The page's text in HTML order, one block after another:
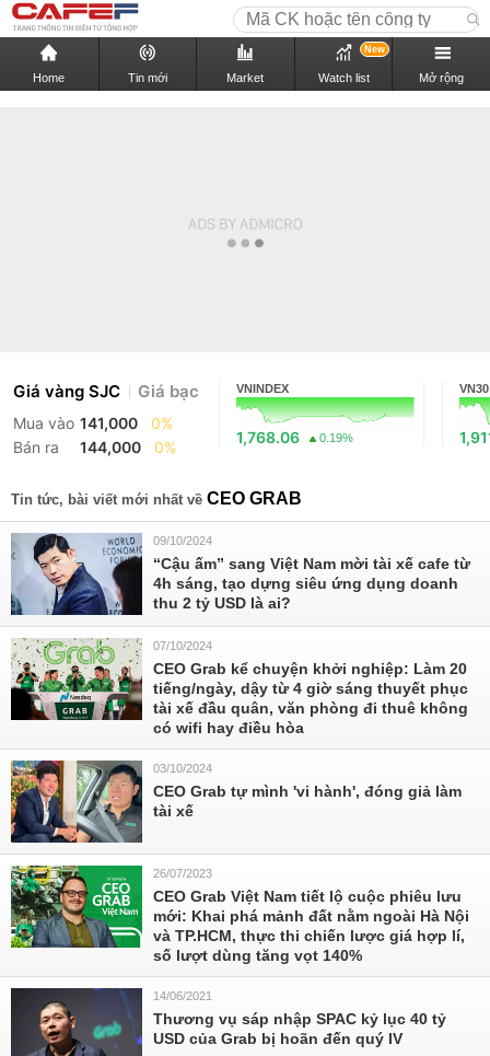
Home Tin mới Market Watch list
New
Mở rộng
Giá vàng SJC Giá bạc
Mua vào 141,000
0%
Bán ra
144,000 0%
VNINDEX
1,768.06 0.19%
VN30
Tin tức, bài viết mới nhất về CEO GRAB
09/10/2024
“Cậu ấm” sang Việt Nam mời tài xế cafe từ
4h sáng, tạo dựng siêu ứng dụng doanh
thu 2 tỷ USD là ai?
07/10/2024
CEO Grab kể chuyện khởi nghiệp: Làm 20
tiếng/ngày, dậy từ 4 giờ sáng thuyết phục
tài xế đầu quân, văn phòng đi thuê không
có wifi hay điều hòa
03/10/2024
CEO Grab tự mình 'vi hành', đóng giả làm
tài xế
26/07/2023
CEO Grab Việt Nam tiết lộ cuộc phiêu lưu
mới: Khai phá mảnh đất nằm ngoài Hà Nội
và TP.HCM, thực thi chiến lược giá hợp lí,
số lượt dùng tăng vọt 140%
14/06/2021
Thương vụ sáp nhập SPAC kỷ lục 40 tỷ
USD của Grab bị hoãn đến quý IV